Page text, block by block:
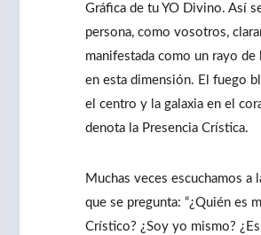
Gráfica de tu YO Divino. Así
persona, como vosotros,
manifestada como un rayo de
en esta dimensión. El fuego
el centro y la galaxia en el
denota la Presencia Crística.
Muchas veces escuchamos a
que se pregunta: “¿Quién es
Crístico? ¿Soy yo mismo?